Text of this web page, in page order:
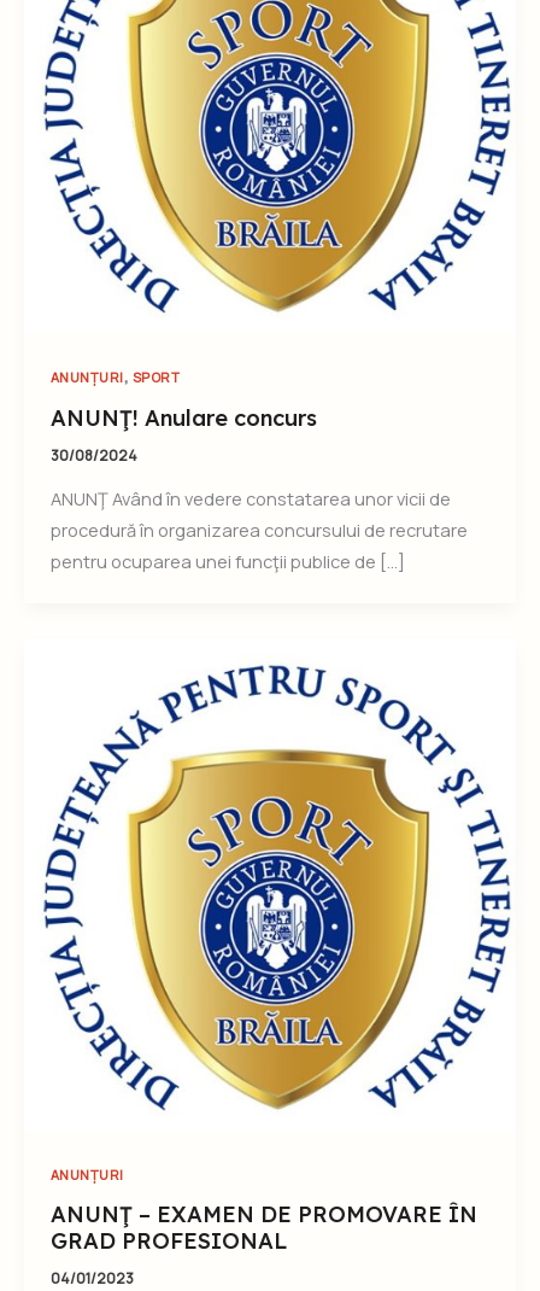
ANUNȚURI, SPORT
ANUNŢ! Anulare concurs
30/08/2024
ANUNŢ Având în vedere constatarea unor vicii de
procedură în organizarea concursului de recrutare
pentru ocuparea unei funcţii publice de […]
ANUNȚURI
ANUNŢ – EXAMEN DE PROMOVARE ÎN
GRAD PROFESIONAL
04/01/2023